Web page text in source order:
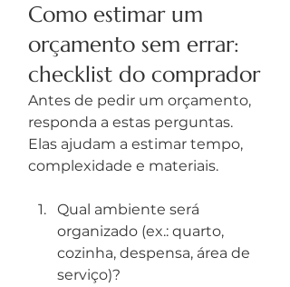
Como estimar um
orçamento sem errar:
checklist do comprador
Antes de pedir um orçamento,
responda a estas perguntas.
Elas ajudam a estimar tempo,
complexidade e materiais.
Qual ambiente será
organizado (ex.: quarto,
cozinha, despensa, área de
serviço)?